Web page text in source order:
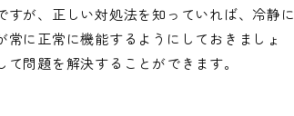
が、正しい対処法を知っていれば、冷静に
に正常に機能するようにしておきましょ
問題を解決することができます。